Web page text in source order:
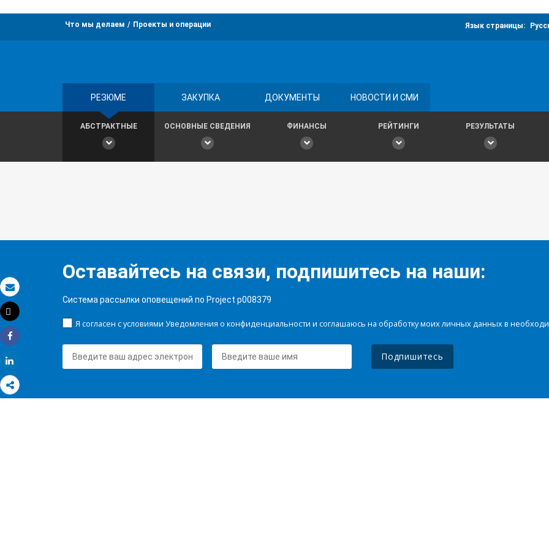
Электронная почта
Распечатать
Tweet
Share
Что мы делаем Проекты и операции Язык страницы:
РЕЗЮМЕ ЗАКУПКА ДОКУМЕНТЫ НОВОСТИ И СМИ
АБСТРАКТНЫЕ ОСНОВНЫЕ СВЕДЕНИЯ ФИНАНСЫ РЕЙТИНГИ РЕЗУЛЬТАТЫ
Оставайтесь на связи, подпишитесь на наши:
Система рассылки оповещений по Project p008379
Я согласен с условиями Уведомления о конфиденциальности и соглашаюсь на обработку моих личных данных в
Подпишитесь